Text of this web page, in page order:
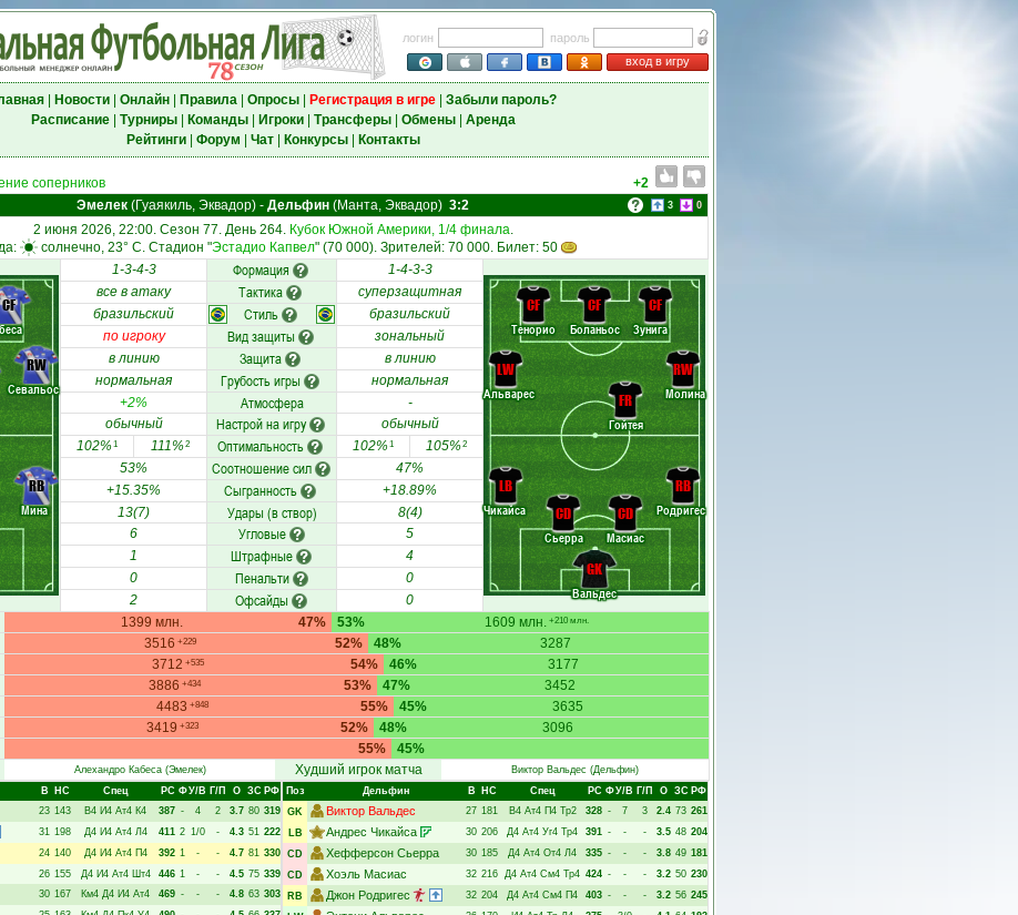
логин
пароль
вход в игру
| Новости| Онлайн| Правила| Опросы| Регистрация в игре| Забыли пароль?
Расписание| Турниры| Команды| Игроки| Трансферы| Обмены| Аренда
Рейтинги| Форум Чат| Конкурсы| Контакты
соперников +2
Эмелек (Гуаякиль, Эквадор) - Дельфин (Манта, Эквадор) 3:2 3 0
2 июня 2026, 22:00. Сезон 77. День 264. Кубок Южной Америки, 1/4 финала.
солнечно, 23° C. Стадион "Эстадио Капвел" (70 000). Зрителей: 70 000. Билет: 50
Мина
Севальос
RB
RW
CF
1-3-4-3 Формация 1-4-3-3
Вальдес
Чикайса
Сьерра
Масиас
Родригес
Альварес
Гойтея
Молина
Тенорио Боланьос Зунига
GK
LB
CD
CD
RB
LW
FR
RW
CF CF CF
все в атаку Тактика
суперзащитная
бразильский
Стиль
бразильский
по игроку
Вид защиты
зональный
в линию
Защита
в линию
нормальная
Грубость игры
нормальная
+2%
Атмосфера
-
обычный
Настрой на игру
обычный
102%1 111%2 Оптимальность 102%1 105%2
53% Соотношение сил
47%
+15.35%
Сыгранность
+18.89%
13(7)
Удары (в створ)
8(4)
6
Угловые
5
1
Штрафные
4
0
Пенальти
0
2
Офсайды
0
1399 млн. 47% 1609 млн. +210 млн.
53%
3516 +229 52% 3287
48%
3712 +535 54% 3177
46%
3886 +434 53% 3452
47%
4483 +848 55% 3635
45%
3419 +323 52% 3096
48%
55%
45%
Алехандро Кабеса(Эмелек) Худший игрок матча Виктор Вальдес (Дельфин)
В НC Спец РC ФУ/В Г/П О ЗС РФ
23 143 В4 И4 Ат4 К4 387 - 4 2 3.7 80 319
31 198 Д4 И4 Ат4 Л4 411 2 1/0 - 4.3 51 222
24 140 Д4 И4 Ат4 П4 392 1 - - 4.7 81 330
26 155 Д4 И4 Ат4 Шт4 446 1 - - 4.5 75 339
30 167 Км4 Д4 И4 Ат4 469 - - - 4.8 63 303
Поз Дельфин В НC Спец РC ФУ/В Г/П О ЗС РФ
GK
Виктор Вальдес 27 181 В4 Ат4 П4 Тр2 328 - 7 3 2.4 73 261
LB
Андрес Чикайса 30 206 Д4 Ат4 Уг4 Тр4 391 - - - 3.5 48 204
CD
Хефферсон Сьерра 30 185 Д4 Ат4 От4 Л4 335 - - - 3.8 49 181
CD
Хоэль Масиас 32 216 Д4 Ат4 См4 Тр4 424 - - - 3.2 50 230
RB
Джон Родригес 32 204 Д4 Ат4 См4 П4 403 - - - 3.2 56 245